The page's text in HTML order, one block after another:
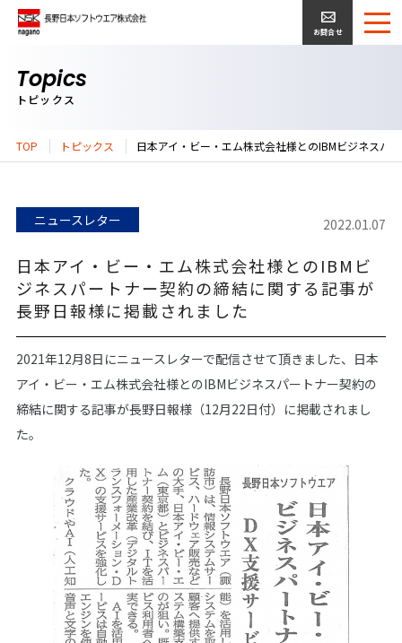
お問合せ
トピックス
Topics
TOP トピックス 日本アイ・ビー・エム株式会社様とのIBMビジネスパ
ニュースレター 2022.01.07
日本アイ・ビー・エム株式会社様とのIBMビ
ジネスパートナー契約の締結に関する記事が
長野日報様に掲載されました
2021年12月8日にニュースレターで配信させて頂きました、日本
アイ・ビー・エム株式会社様とのIBMビジネスパートナー契約の
締結に関する記事が長野日報様（12月22日付）に掲載されまし
た。